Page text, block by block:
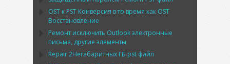
OST к PST Конверсия в то время как OST
Восстановление
Ремонт исключить Outlookэлектронные
письма, другие элементы
Repair2Негабаритных ГБ pst файл